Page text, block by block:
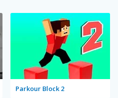
Parkour Block 2